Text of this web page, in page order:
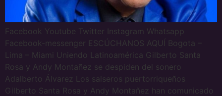
Facebook Youtube Twitter Instagram Whatsapp
Facebook-messenger ESCÚCHANOS AQUÍ Bogota –
Lima – Miami Uniendo Latinoamérica Gilberto Santa
Rosa y Andy Montañez se despiden del sonero
Adalberto Álvarez Los salseros puertorriqueños
Gilberto Santa Rosa y Andy Montañez han comunicado